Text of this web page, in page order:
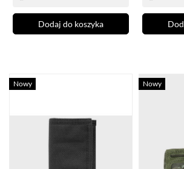
Dodaj do koszyka
Nowy Nowy